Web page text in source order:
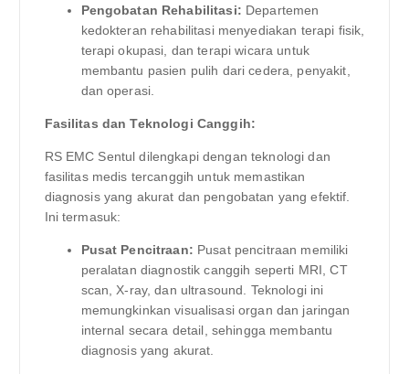
Pengobatan Rehabilitasi: Departemen
kedokteran rehabilitasi menyediakan terapi fisik,
terapi okupasi, dan terapi wicara untuk
membantu pasien pulih dari cedera, penyakit,
dan operasi.
Fasilitas dan Teknologi Canggih:
RS EMC Sentul dilengkapi dengan teknologi dan
fasilitas medis tercanggih untuk memastikan
diagnosis yang akurat dan pengobatan yang efektif.
Ini termasuk:
Pusat Pencitraan: Pusat pencitraan memiliki
peralatan diagnostik canggih seperti MRI, CT
scan, X-ray, dan ultrasound. Teknologi ini
memungkinkan visualisasi organ dan jaringan
internal secara detail, sehingga membantu
diagnosis yang akurat.